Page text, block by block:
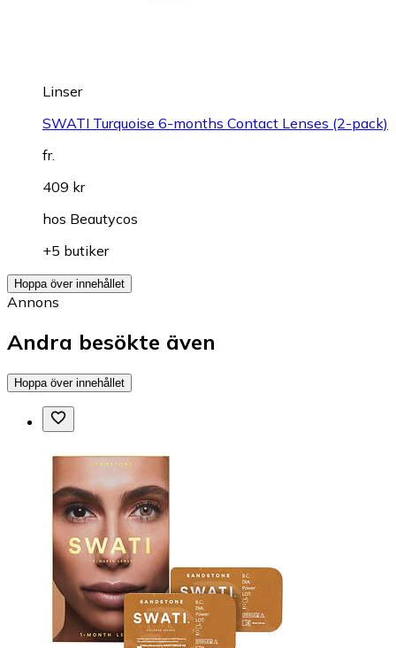
Linser
SWATI Turquoise 6-months Contact Lenses (2-pack)
fr.
409 kr
hos Beautycos
+5 butiker
Hoppa över innehållet
Annons
Andra besökte även
Hoppa över innehållet